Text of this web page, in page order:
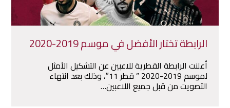
الرابطة تختار الأفضل في موسم 2019-2020
أعلنت الرابطة القطرية للاعبين عن التشكيل الأمثل
لموسم 2019-2020 ” قطر 11″، وذلك بعد انتهاء
التصويت من قبل جميع اللاعبين…